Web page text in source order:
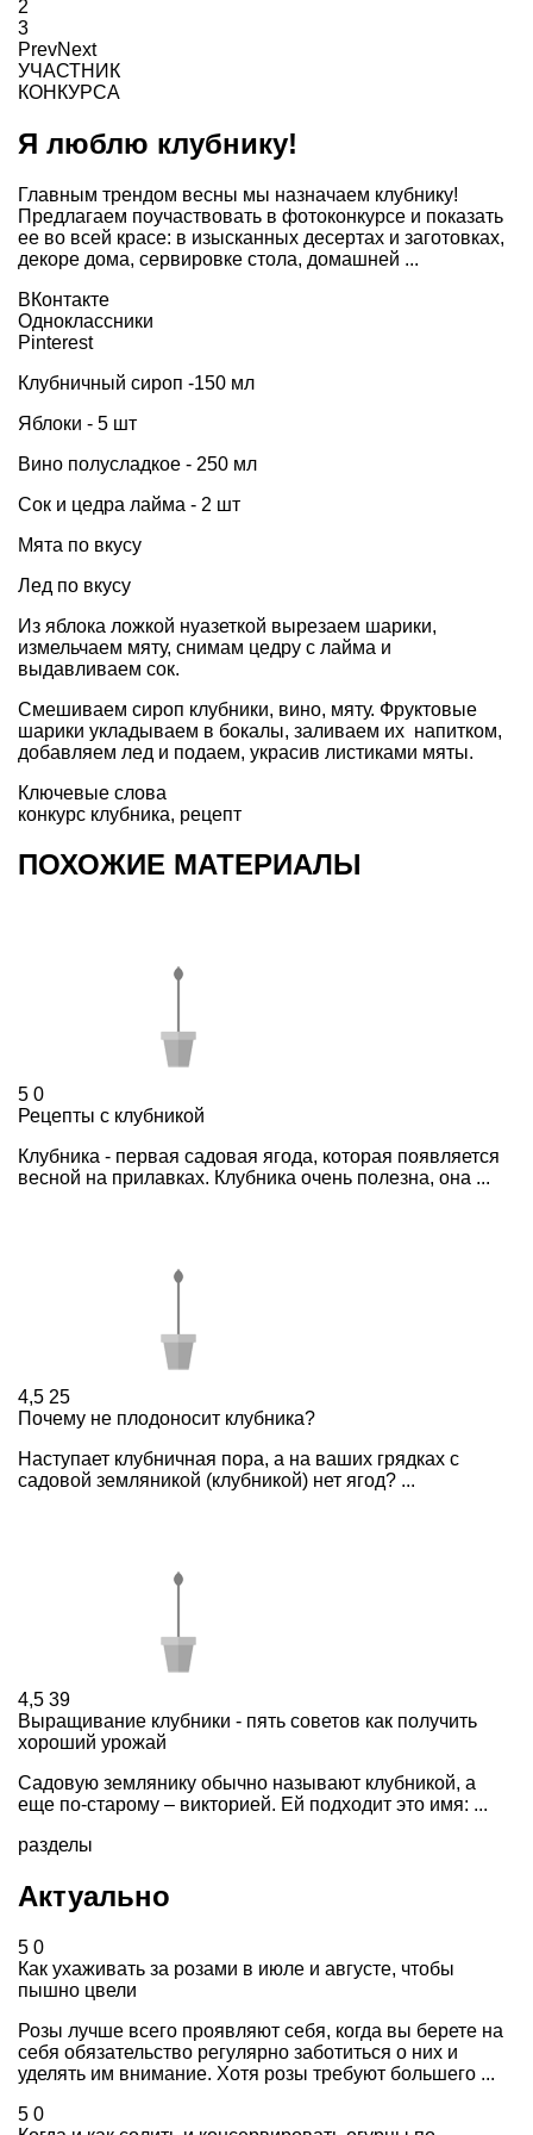
2
3
PrevNext
УЧАСТНИК
КОНКУРСА
Я люблю клубнику!
Главным трендом весны мы назначаем клубнику!
Предлагаем поучаствовать в фотоконкурсе и показать
ее во всей красе: в изысканных десертах и заготовках,
декоре дома, сервировке стола, домашней ...
ВКонтакте
Одноклассники
Pinterest
Клубничный сироп -150 мл
Яблоки - 5 шт
Вино полусладкое - 250 мл
Сок и цедра лайма - 2 шт
Мята по вкусу
Лед по вкусу
Из яблока ложкой нуазеткой вырезаем шарики,
измельчаем мяту, снимам цедру с лайма и
выдавливаем сок.
Смешиваем сироп клубники, вино, мяту. Фруктовые
шарики укладываем в бокалы, заливаем их напитком,
добавляем лед и подаем, украсив листиками мяты.
Ключевые слова
конкурс клубника, рецепт
ПОХОЖИЕ МАТЕРИАЛЫ
5 0
Рецепты с клубникой
Клубника - первая садовая ягода, которая появляется
весной на прилавках. Клубника очень полезна, она ...
4,5 25
Почему не плодоносит клубника?
Наступает клубничная пора, а на ваших грядках с
садовой земляникой (клубникой) нет ягод? ...
4,5 39
Выращивание клубники - пять советов как получить
хороший урожай
Садовую землянику обычно называют клубникой, а
еще по-старому – викторией. Ей подходит это имя: ...
разделы
Актуально
5 0
Как ухаживать за розами в июле и августе, чтобы
пышно цвели
Розы лучше всего проявляют себя, когда вы берете на
себя обязательство регулярно заботиться о них и
уделять им внимание. Хотя розы требуют большего ...
5 0